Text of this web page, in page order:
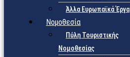
Άλλα Ευρωπαϊκά Έργα
Νομοθεσία
Πύλη Τουριστικής
Νομοθεσίας